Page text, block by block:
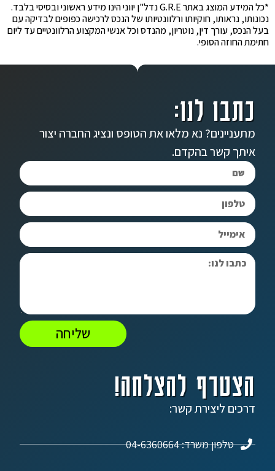
*כל המידע המוצג באתר G.R.E נדל"ן יווני הינו מידע ראשוני ובסיסי בלבד.
נכונותו, נראותו, חוקיותו ורלוונטיותו של הנכס לרכישה כפופים לבדיקה עם
בעל הנכס, עורך דין, נוטריון, מהנדס וכל אנשי המקצוע הרלוונטיים עד ליום
חתימת החוזה הסופי.
הצטרף להצלחה!
דרכים ליצירת קשר:
טלפון משרד: 04-6360664
כתבו לנו:
מתעניינים? נא מלאו את הטופס ונציג החברה יצור
איתך קשר בהקדם.
שליחה